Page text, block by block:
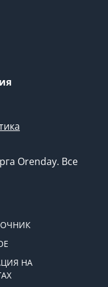
Orenday. Все
НА